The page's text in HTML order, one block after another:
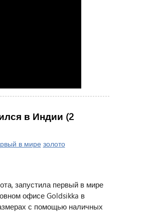
в Индии (2
в мире золото
запустила первый в мире
офисе Goldsikka в
с помощью наличных